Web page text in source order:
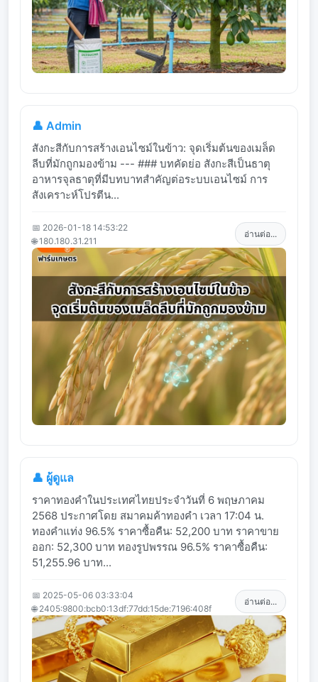
👤 Admin
สังกะสีกับการสร้างเอนไซม์ในข้าว: จุดเริ่มต้นของเมล็ด
ลีบที่มักถูกมองข้าม --- ### บทคัดย่อ สังกะสีเป็นธาตุ
อาหารจุลธาตุที่มีบทบาทสำคัญต่อระบบเอนไซม์ การ
สังเคราะห์โปรตีน...
📅 2026-01-18 14:53:22
🌐 180.180.31.211
อ่านต่อ...
👤 ผู้ดูแล
ราคาทองคำในประเทศไทยประจำวันที่ 6 พฤษภาคม
2568 ประกาศโดย สมาคมค้าทองคำ เวลา 17:04 น.
ทองคำแท่ง 96.5% ราคาซื้อคืน: 52,200 บาท ราคาขาย
ออก: 52,300 บาท ทองรูปพรรณ 96.5% ราคาซื้อคืน:
51,255.96 บาท...
📅 2025-05-06 03:33:04
🌐 2405:9800:bcb0:13df:77dd:15de:7196:408f
อ่านต่อ...